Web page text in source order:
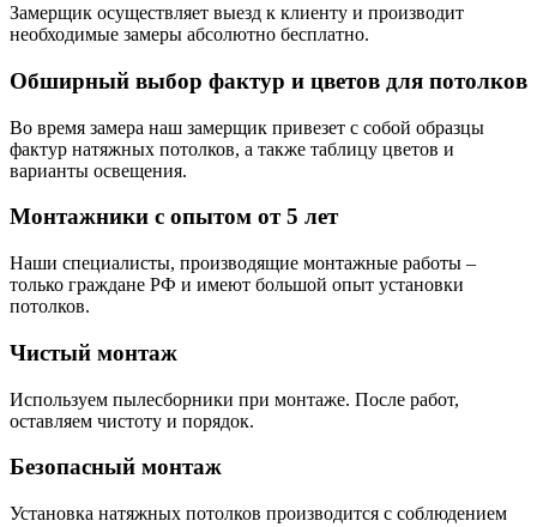
Замерщик осуществляет выезд к клиенту и производит
необходимые замеры абсолютно бесплатно.
Обширный выбор фактур и цветов для потолков
Во время замера наш замерщик привезет с собой образцы
фактур натяжных потолков, а также таблицу цветов и
варианты освещения.
Монтажники с опытом от 5 лет
Наши специалисты, производящие монтажные работы –
только граждане РФ и имеют большой опыт установки
потолков.
Чистый монтаж
Используем пылесборники при монтаже. После работ,
оставляем чистоту и порядок.
Безопасный монтаж
Установка натяжных потолков производится с соблюдением